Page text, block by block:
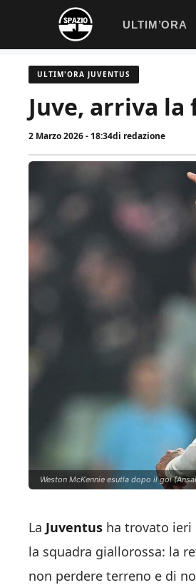
contenuto
ULTIM’ORA
ULTIM'ORA JUVENTUS
Juve, arriva
2 Marzo 2026 - 18:34di redazione
Weston McKennie esutla dopo il gol
La Juventus ha trovato
la squadra giallorossa: la
non perdere terreno e di